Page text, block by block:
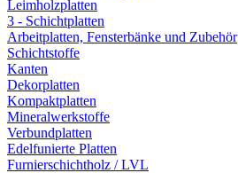
Leimholzplatten
3 - Schichtplatten
Arbeitplatten, Fensterbänke und Zubehör
Schichtstoffe
Kanten
Dekorplatten
Kompaktplatten
Mineralwerkstoffe
Verbundplatten
Edelfunierte Platten
Furnierschichtholz / LVL